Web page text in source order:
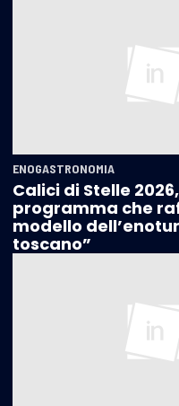
ENOGASTRONOMIA
Calici di Stelle
programma che
modello
toscano”